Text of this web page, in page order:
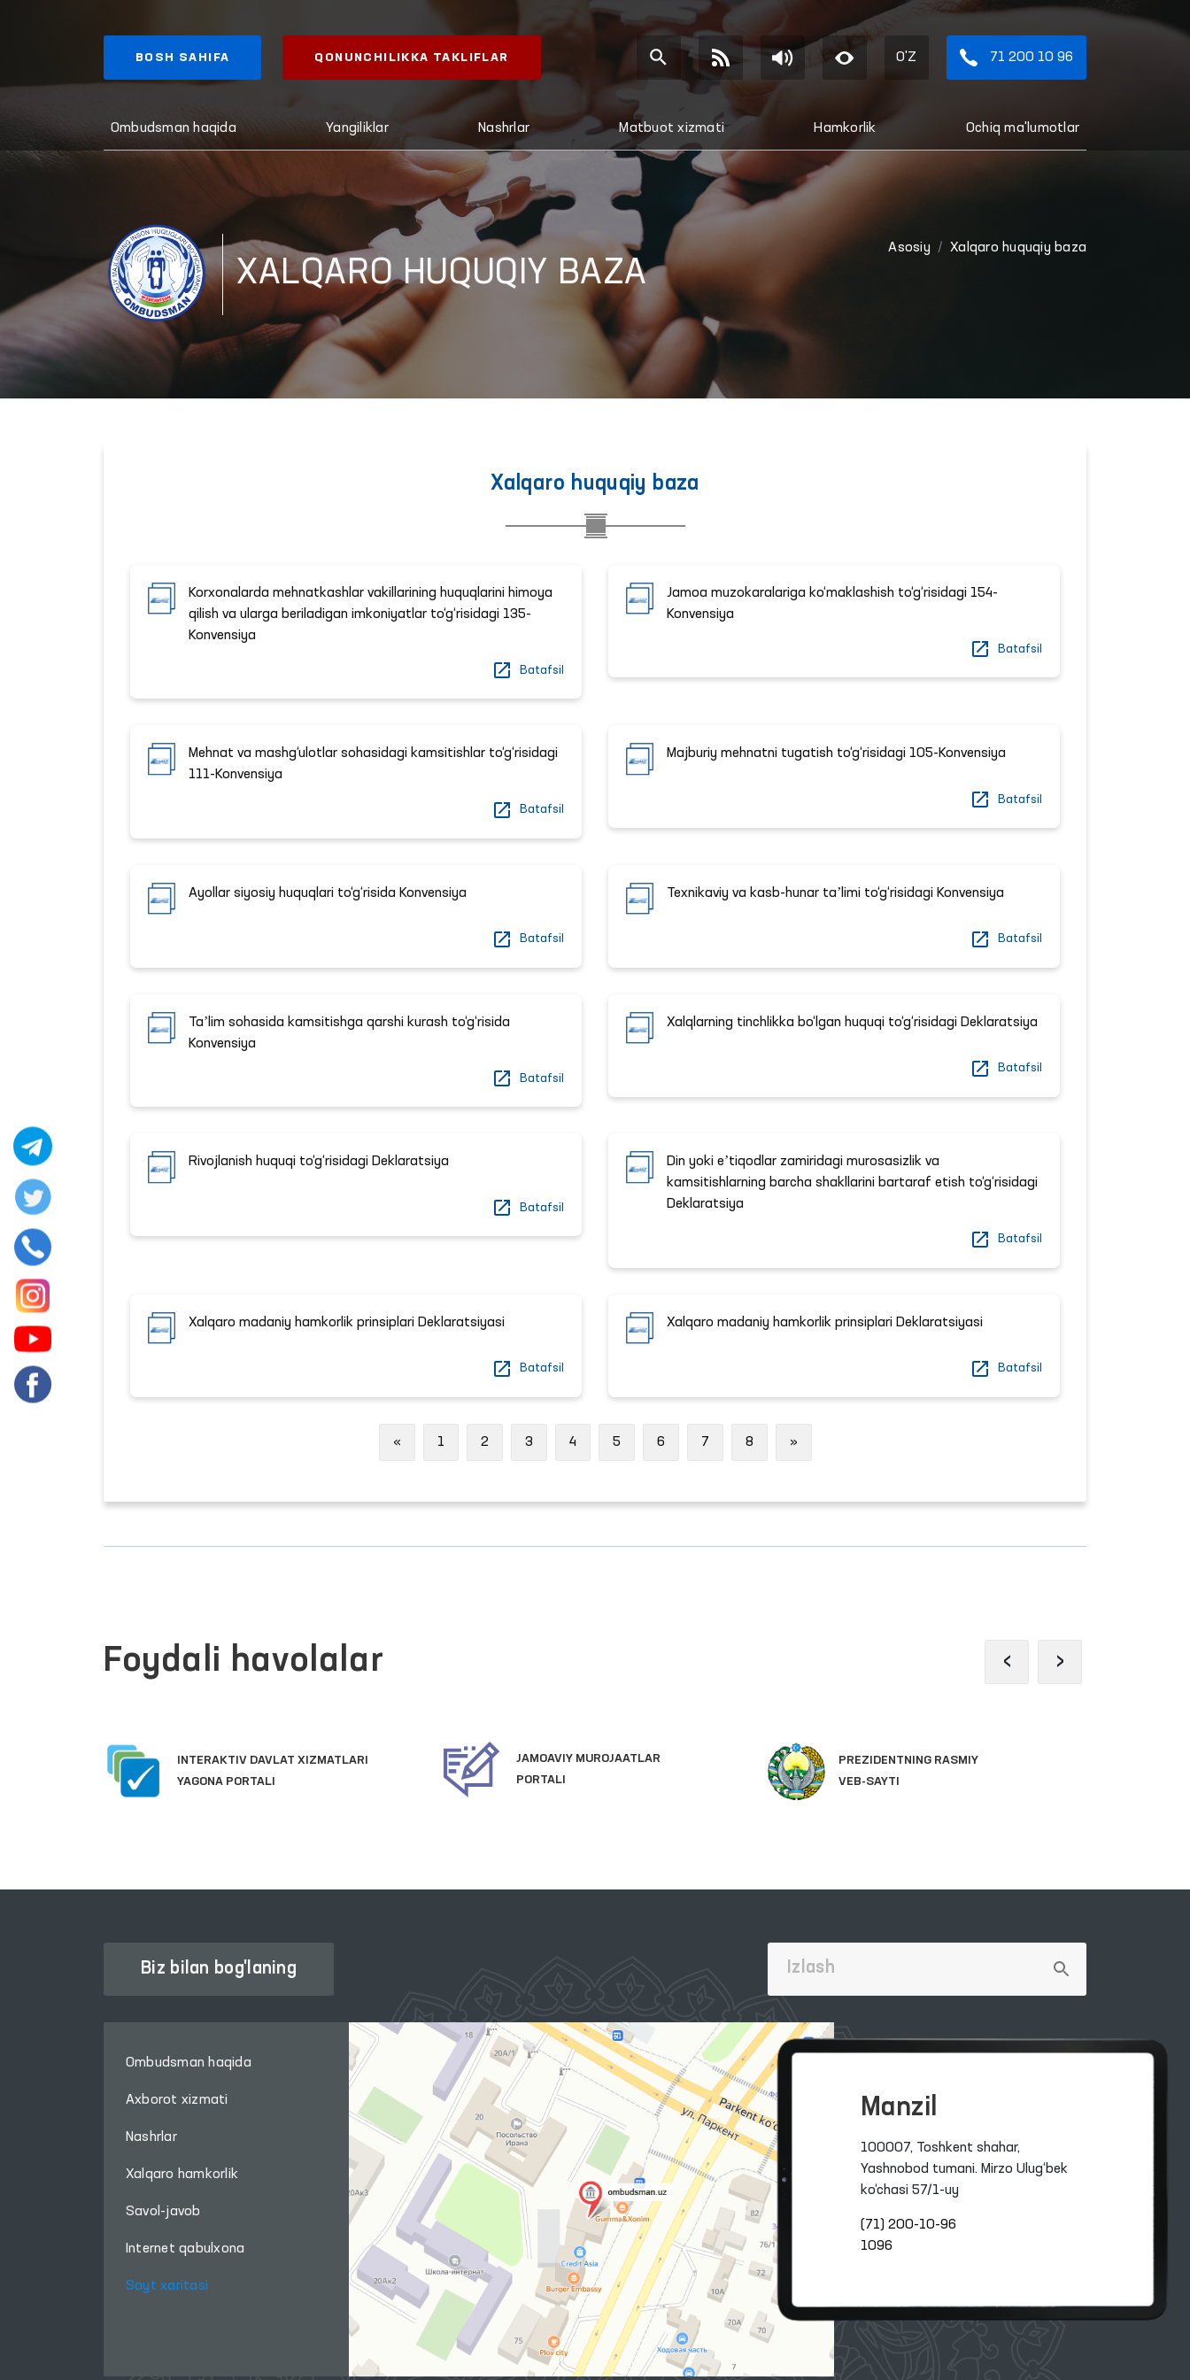
BOSH SAHIFA QONUNCHILIKKA TAKLIFLAR O'Z 71 200 10 96
Ombudsman haqida Yangiliklar Nashrlar Matbuot xizmati Hamkorlik Ochiq ma'lumotlar
XALQARO HUQUQIY BAZA
Asosiy Xalqaro huquqiy baza
Xalqaro huquqiy baza
Korxonalarda mehnatkashlar vakillarining huquqlarini himoya
qilish va ularga beriladigan imkoniyatlar to‘g‘risidagi 135-
Konvensiya
Batafsil
Jamoa muzokaralariga ko‘maklashish to‘g‘risidagi 154-
Konvensiya
Batafsil
Mehnat va mashg‘ulotlar sohasidagi kamsitishlar to‘g‘risidagi
111-Konvensiya
Batafsil
Majburiy mehnatni tugatish to‘g‘risidagi 105-Konvensiya
Batafsil
Ayollar siyosiy huquqlari to‘g‘risida Konvensiya
Batafsil
Texnikaviy va kasb-hunar taʼlimi to‘g‘risidagi Konvensiya
Batafsil
Taʼlim sohasida kamsitishga qarshi kurash to‘g‘risida
Konvensiya
Batafsil
Xalqlarning tinchlikka bo‘lgan huquqi to‘g‘risidagi Deklaratsiya
Batafsil
Rivojlanish huquqi to‘g‘risidagi Deklaratsiya
Batafsil
Din yoki eʼtiqodlar zamiridagi murosasizlik va
kamsitishlarning barcha shakllarini bartaraf etish to‘g‘risidagi
Deklaratsiya
Batafsil
Xalqaro madaniy hamkorlik prinsiplari Deklaratsiyasi
Batafsil
Xalqaro madaniy hamkorlik prinsiplari Deklaratsiyasi
Batafsil
«Previous
1 2 3 4 5 6 7 8 »Next
Foydali havolalar
INTERAKTIV DAVLAT XIZMATLARI
YAGONA PORTALI
JAMOAVIY MUROJAATLAR
PORTALI
PREZIDENTNING RASMIY
VEB-SAYTI
‹ ›
Biz bilan bog'laning
Ombudsman haqida
Axborot xizmati
Nashrlar
Xalqaro hamkorlik
Savol-javob
Internet qabulxona
Sayt xaritasi
Manzil
100007, Toshkent shahar,
Yashnobod tumani. Mirzo Ulug‘bek
ko‘chasi 57/1-uy
(71) 200-10-96
1096